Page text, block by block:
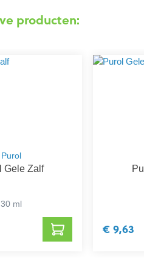
producten:
Purol
Gele Zalf
30 ml
€ 9,63